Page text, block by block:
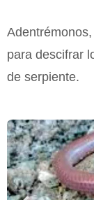
para descifrar
de serpiente.